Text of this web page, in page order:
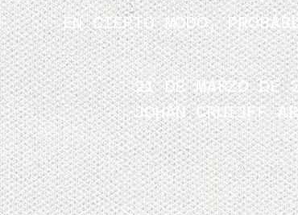
EN CIERTO MODO,
21 DE MARZO DE
JOHAN CRUIJFF